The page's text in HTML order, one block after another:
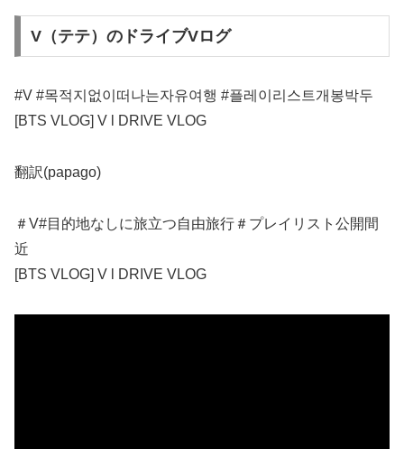
V（テテ）のドライブVログ
#V #목적지없이떠나는자유여행 #플레이리스트개봉박두
[BTS VLOG] V l DRIVE VLOG
翻訳(papago)
＃V#目的地なしに旅立つ自由旅行＃プレイリスト公開間
近
[BTS VLOG] V l DRIVE VLOG